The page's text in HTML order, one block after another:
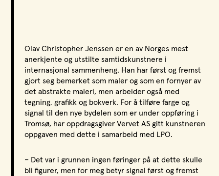
Olav Christopher Jenssen er en av Norges mest
anerkjente og utstilte samtidskunstnere i
internasjonal sammenheng. Han har først og fremst
gjort seg bemerket som maler og som en fornyer av
det abstrakte maleri, men arbeider også med
tegning, grafikk og bokverk. For å tilføre farge og
signal til den nye bydelen som er under oppføring i
Tromsø, har oppdragsgiver Vervet AS gitt kunstneren
oppgaven med dette i samarbeid med LPO.
– Det var i grunnen ingen føringer på at dette skulle
bli figurer, men for meg betyr signal først og fremst